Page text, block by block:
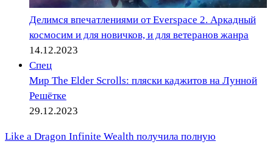
Делимся впечатлениями от Everspace 2. Аркадный
космосим и для новичков, и для ветеранов жанра
14.12.2023
Спец
Мир The Elder Scrolls: пляски каджитов на Лунной
Решётке
29.12.2023
Like a Dragon Infinite Wealth получила полную